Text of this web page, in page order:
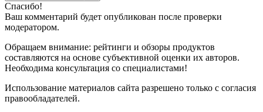
Спасибо!
Ваш комментарий будет опубликован после проверки
модератором.
Обращаем внимание: рейтинги и обзоры продуктов
составляются на основе субъективной оценки их авторов.
Необходима консультация со специалистами!
Использование материалов сайта разрешено только с согласия
правообладателей.